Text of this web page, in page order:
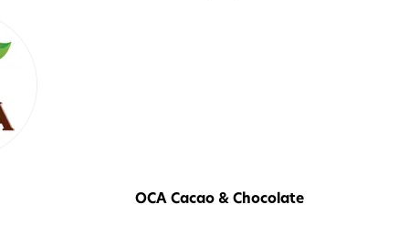
OCA Cacao & Chocolate